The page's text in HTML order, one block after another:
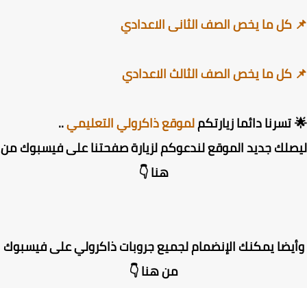
ما يخص الصف الثانى الاعدادي
ما يخص الصف الثالث الاعدادي
تسرنا دائما زيارتكملموقع ذاكرولي التعليمي..
جديد الموقع لندعوكم لزيارة صفحتنا على فيسبوك من
هنا 👇
يمكنك الإنضمام لجميع جروبات ذاكرولي على فيسبوك
من هنا 👇